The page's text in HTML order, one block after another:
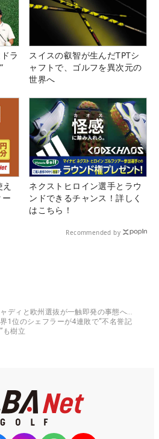
ラ
スイスの叡智が生んだTPTシ
ャフトで、ゴルフを異次元の
世界へ
ネクストヒロイン選手とラウ
ンドできるチャンス！詳しく
はこちら！
Recommended by
ディと欧州選抜が一触即発の事態へ…
1位のシェフラーが4連敗で“不名誉記
も樹立